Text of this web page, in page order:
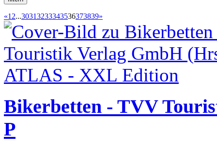
«1 2...30313233343536373839»
Bikerbetten - TVV
P